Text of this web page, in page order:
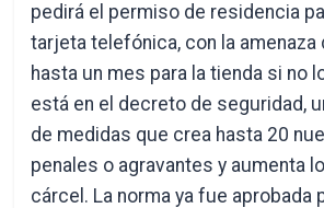
pedirá el permiso de residencia
tarjeta telefónica, con la amenaza
hasta un mes para la tienda si no
está en el decreto de seguridad,
de medidas que crea hasta 20
penales o agravantes y aumenta
cárcel. La norma ya fue aprobada